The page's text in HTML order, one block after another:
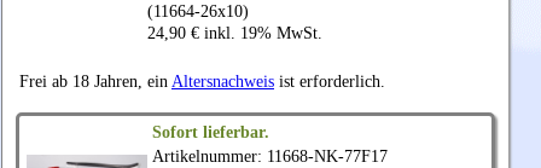
(11664-26x10)
24,90 € inkl. 19% MwSt.
Frei ab 18 Jahren, ein Altersnachweis ist erforderlich.
Sofort lieferbar.
Artikelnummer: 11668-NK-77F17